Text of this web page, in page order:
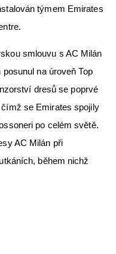
týmem Emirates
smlouvu s AC Milán
na úroveň Top
dresů se poprvé
se Emirates spojily
po celém světě.
AC Milán při
během nichž